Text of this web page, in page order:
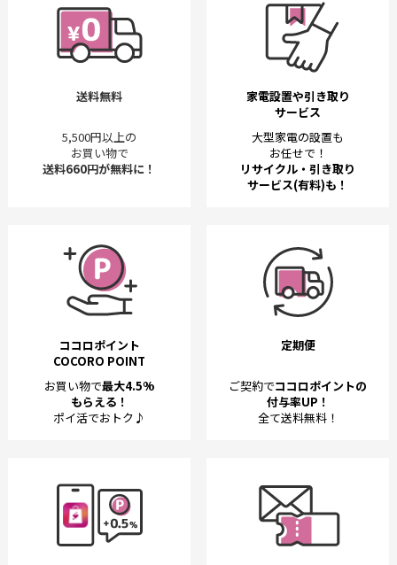
送料無料
5,500円以上の
お買い物で
送料660円が無料に！
家電設置や引き取り
サービス
大型家電の設置も
お任せで！
リサイクル・引き取り
サービス(有料)も！
ココロポイント
COCORO POINT
お買い物で最大4.5%
もらえる！
ポイ活でおトク♪
定期便
ご契約でココロポイントの
付与率UP！
全て送料無料！